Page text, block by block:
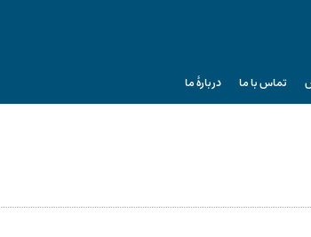
تماس با ما دربارۀ ما